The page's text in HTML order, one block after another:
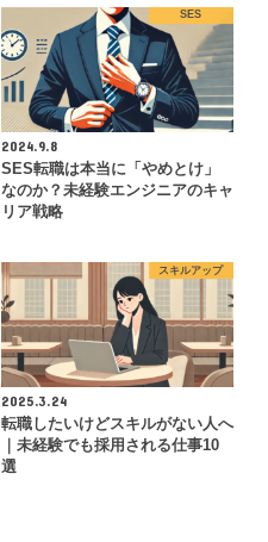
SES
2024.9.8
SES転職は本当に「やめとけ」
なのか？未経験エンジニアのキャ
リア戦略
スキルアップ
2025.3.24
転職したいけどスキルがない人へ
｜未経験でも採用される仕事10
選